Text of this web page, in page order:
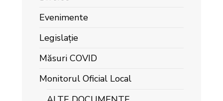
Evenimente
Legislație
Măsuri COVID
Monitorul Oficial Local